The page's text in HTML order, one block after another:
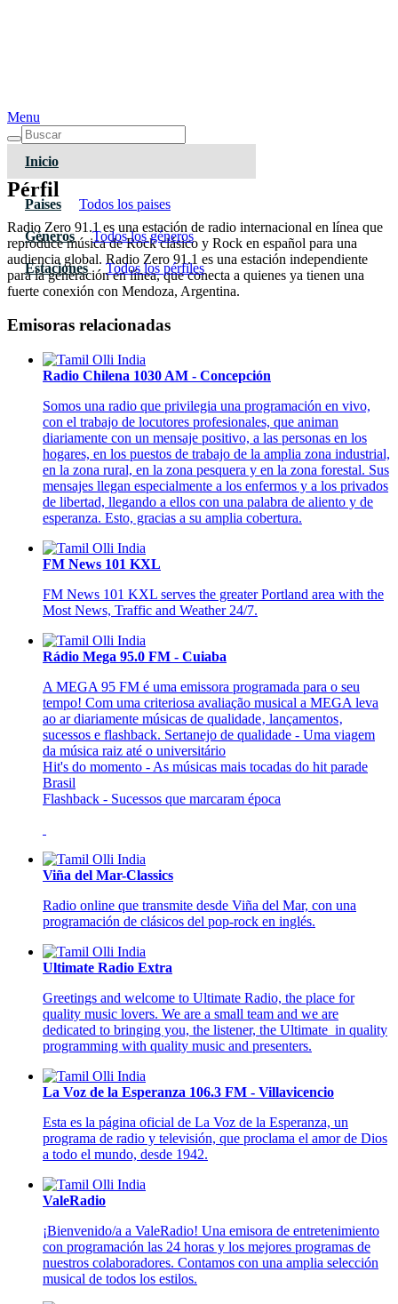
Menu
Inicio
Paises Todos los paises
Géneros Todos los géneros
Estaciones Todos los pérfiles
Pérfil
Radio Zero 91.1 es una estación de radio internacional en línea que
reproduce música de Rock clásico y Rock en español para una
audiencia global. Radio Zero 91.1 es una estación independiente
para la generación en línea, que conecta a quienes ya tienen una
fuerte conexión con Mendoza, Argentina.
Emisoras relacionadas
Radio Chilena 1030 AM - Concepción
Somos una radio que privilegia una programación en vivo,
con el trabajo de locutores profesionales, que animan
diariamente con un mensaje positivo, a las personas en los
hogares, en los puestos de trabajo de la amplia zona industrial,
en la zona rural, en la zona pesquera y en la zona forestal. Sus
mensajes llegan especialmente a los enfermos y a los privados
de libertad, llegando a ellos con una palabra de aliento y de
esperanza. Esto, gracias a su amplia cobertura.
FM News 101 KXL
FM News 101 KXL serves the greater Portland area with the
Most News, Traffic and Weather 24/7.
Rádio Mega 95.0 FM - Cuiaba
A MEGA 95 FM é uma emissora programada para o seu
tempo! Com uma criteriosa avaliação musical a MEGA leva
ao ar diariamente músicas de qualidade‚ lançamentos‚
sucessos e flashback. Sertanejo de qualidade - Uma viagem
da música raiz até o universitário
Hit's do momento - As músicas mais tocadas do hit parade
Brasil
Flashback - Sucessos que marcaram época
Viña del Mar-Classics
Radio online que transmite desde Viña del Mar, con una
programación de clásicos del pop-rock en inglés.
Ultimate Radio Extra
Greetings and welcome to Ultimate Radio, the place for
quality music lovers. We are a small team and we are
dedicated to bringing you, the listener, the Ultimate in quality
programming with quality music and presenters.
La Voz de la Esperanza 106.3 FM - Villavicencio
Esta es la página oficial de La Voz de la Esperanza, un
programa de radio y televisión, que proclama el amor de Dios
a todo el mundo, desde 1942.
ValeRadio
¡Bienvenido/a a ValeRadio! Una emisora de entretenimiento
con programación las 24 horas y los mejores programas de
nuestros colaboradores. Contamos con una amplia selección
musical de todos los estilos.